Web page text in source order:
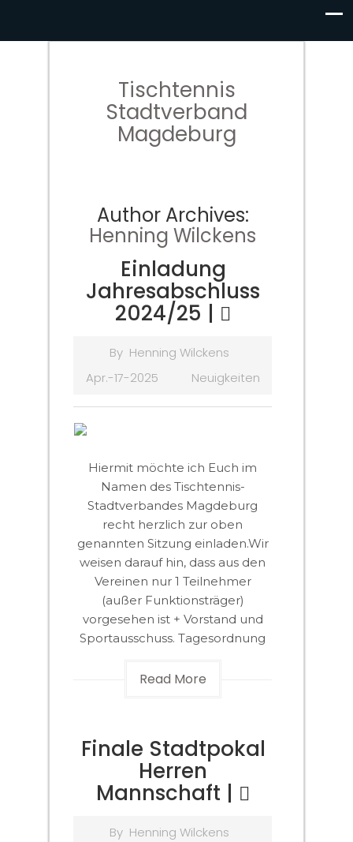
Tischtennis
Stadtverband
Magdeburg
Author Archives:
Henning Wilckens
Einladung
Jahresabschluss
2024/25 |
By Henning Wilckens
Apr.-17-2025
Neuigkeiten
Hiermit möchte ich Euch im
Namen des Tischtennis-
Stadtverbandes Magdeburg
recht herzlich zur oben
genannten Sitzung einladen.Wir
weisen darauf hin, dass aus den
Vereinen nur 1 Teilnehmer
(außer Funktionsträger)
vorgesehen ist + Vorstand und
Sportausschuss. Tagesordnung
Read More
Finale Stadtpokal
Herren
Mannschaft |
By Henning Wilckens